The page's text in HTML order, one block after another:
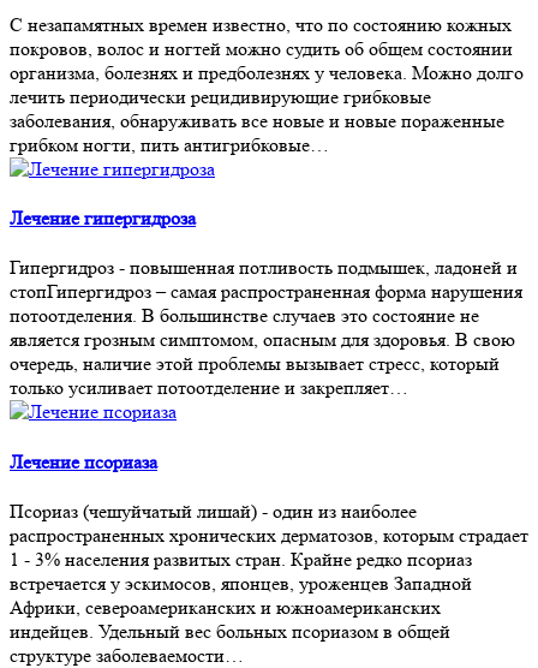
С незапамятных времен известно, что по состоянию кожных
покровов, волос и ногтей можно судить об общем состоянии
организма, болезнях и предболезнях у человека. Можно долго
лечить периодически рецидивирующие грибковые
заболевания, обнаруживать все новые и новые пораженные
грибком ногти, пить антигрибковые…
Лечение гипергидроза
Гипергидроз - повышенная потливость подмышек, ладоней и
стопГипергидроз – самая распространенная форма нарушения
потоотделения. В большинстве случаев это состояние не
является грозным симптомом, опасным для здоровья. В свою
очередь, наличие этой проблемы вызывает стресс, который
только усиливает потоотделение и закрепляет…
Лечение псориаза
Псориаз (чешуйчатый лишай) - один из наиболее
распространенных хронических дерматозов, которым страдает
1 - 3% населения развитых стран. Крайне редко псориаз
встречается у эскимосов, японцев, уроженцев Западной
Африки, североамериканских и южноамериканских
индейцев. Удельный вес больных псориазом в общей
структуре заболеваемости…